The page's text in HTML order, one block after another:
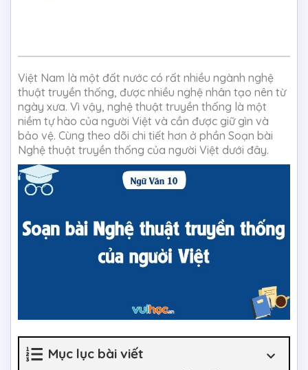
Việt Nam là một đất nước có rất nhiều ngành nghệ
thuật truyền thống, được nhiều nghệ nhân tạo nên từ
ngày xưa. Vì vậy, nghệ thuật truyền thống là một
niềm tự hào của người Việt và cần được giữ gìn và
bảo vệ. Cùng theo dõi chi tiết hơn ở phần Soạn bài
Nghệ thuật truyền thống của người Việt dưới đây.
Mục lục bài viết